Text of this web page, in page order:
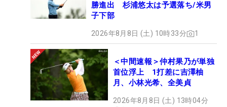
勝進出 杉浦悠太は予選落ち/米男
子下部
2026年8月8日 (土) 10時33分 1
＜中間速報＞仲村果乃が単独
首位浮上 1打差に吉澤柚
月、小林光希、全美貞
2026年8月8日 (土) 13時04分